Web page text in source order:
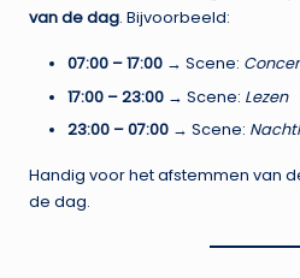
van de dag. Bijvoorbeeld:
07:00 – 17:00 → Scene:
17:00 – 23:00 → Scene: Lezen
23:00 – 07:00 → Scene:
Handig voor het afstemmen van
de dag.